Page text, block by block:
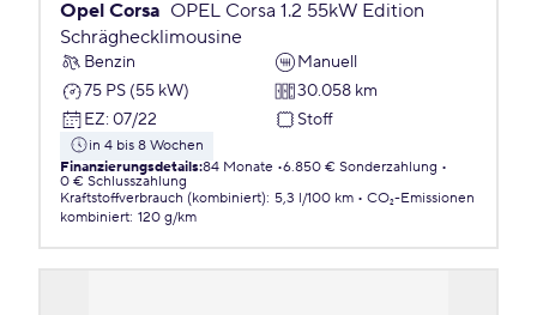
Opel Corsa OPEL Corsa 1.2 55kW Edition
Schräghecklimousine
Benzin
Manuell
75 PS (55 kW)
30.058 km
EZ: 07/22 Stoff
in 4 bis 8 Wochen
Finanzierungsdetails:84 Monate 6.850 € Sonderzahlung
0 € Schlusszahlung
Kraftstoffverbrauch (kombiniert): 5,3 l/100 km
CO₂-Emissionen
kombiniert: 120 g/km